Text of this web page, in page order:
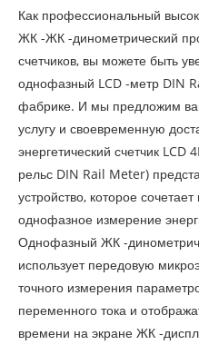
Как профессиональный
ЖК -ЖК -динометрический
счетчиков, вы можете быть
однофазный LCD -метр DIN
фабрике. И мы предложим
услугу и своевременную
энергетический счетчик
рельс DIN Rail Meter)
устройство, которое
однофазное измерение
Однофазный ЖК -
использует передовую
точного измерения
переменного тока и
времени на экране ЖК -